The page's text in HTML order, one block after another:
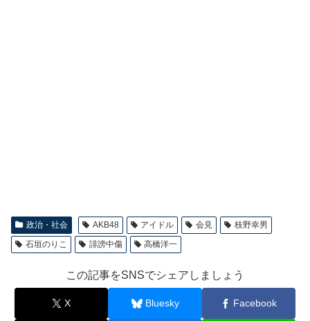
政治・社会 AKB48 アイドル 会見
枝野幸男
石垣のりこ
誹謗中傷 高橋洋一
この記事をSNSでシェアしましょう
X Bluesky Facebook